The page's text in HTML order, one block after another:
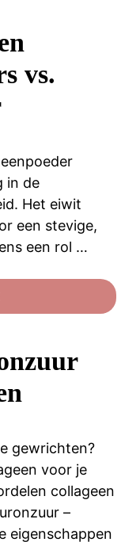
vs.
in de
Het eiwit
een stevige,
een rol …
gewrichten?
voor je
collageen
–
eigenschappen